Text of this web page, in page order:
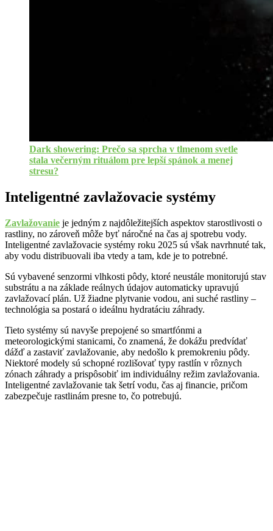
Dark showering: Prečo sa sprcha v tlmenom svetle
stala večerným rituálom pre lepší spánok a menej
stresu?
Inteligentné zavlažovacie systémy
Zavlažovanie je jedným z najdôležitejších aspektov starostlivosti o
rastliny, no zároveň môže byť náročné na čas aj spotrebu vody.
Inteligentné zavlažovacie systémy roku 2025 sú však navrhnuté tak,
aby vodu distribuovali iba vtedy a tam, kde je to potrebné.
Sú vybavené senzormi vlhkosti pôdy, ktoré neustále monitorujú stav
substrátu a na základe reálnych údajov automaticky upravujú
zavlažovací plán. Už žiadne plytvanie vodou, ani suché rastliny –
technológia sa postará o ideálnu hydratáciu záhrady.
Tieto systémy sú navyše prepojené so smartfónmi a
meteorologickými stanicami, čo znamená, že dokážu predvídať
dážď a zastaviť zavlažovanie, aby nedošlo k premokreniu pôdy.
Niektoré modely sú schopné rozlišovať typy rastlín v rôznych
zónach záhrady a prispôsobiť im individuálny režim zavlažovania.
Inteligentné zavlažovanie tak šetrí vodu, čas aj financie, pričom
zabezpečuje rastlinám presne to, čo potrebujú.